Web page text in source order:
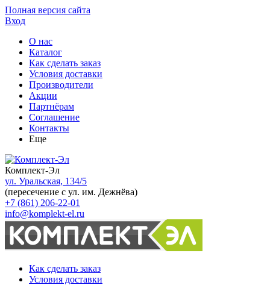
Полная версия сайта
Вход
О нас
Каталог
Как сделать заказ
Условия доставки
Производители
Акции
Партнёрам
Соглашение
Контакты
Еще
Комплект-Эл
ул. Уральская, 134/5
(пересечение с ул. им. Дежнёва)
+7 (861) 206-22-01
info@komplekt-el.ru
Как сделать заказ
Условия доставки